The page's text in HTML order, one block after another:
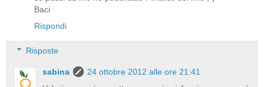
Baci
Rispondi
Risposte
sabina
24 ottobre 2012 alle ore 21:41